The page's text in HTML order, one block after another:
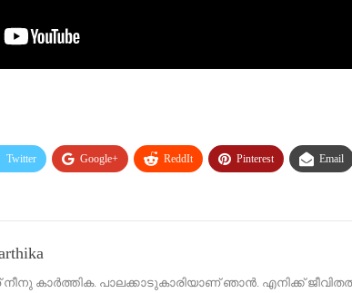
Twitter Google+ ReddIt Pinterest Email
നീനു കാർത്തിക. പാലക്കാടുകാരിയാണ് ഞാൻ. എനിക്ക്